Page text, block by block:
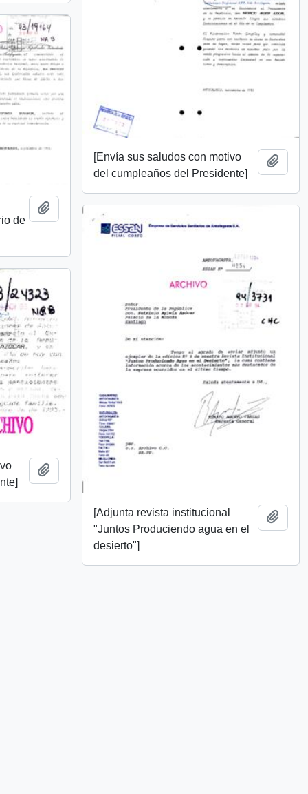
[Envía sus saludos con motivo
del cumpleaños del Presidente]
de
Añadir al portapapeles
[Adjunta revista institucional
"Juntos Produciendo agua en el
desierto"]
Añadir al portapapeles